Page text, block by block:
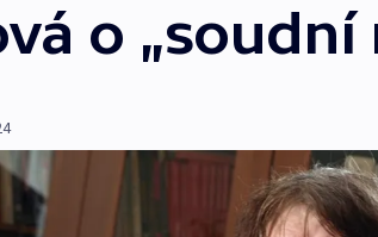
o „soudní